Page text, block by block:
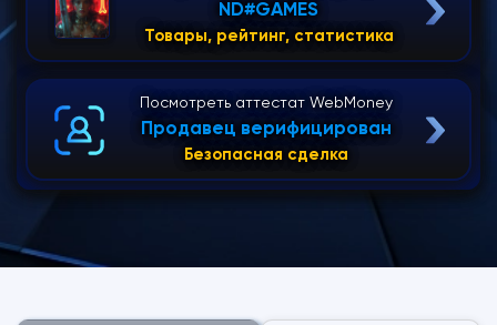
ND#GAMES
Товары, рейтинг, статистика
Посмотреть аттестат WebMoney
Продавец верифицирован
Безопасная сделка